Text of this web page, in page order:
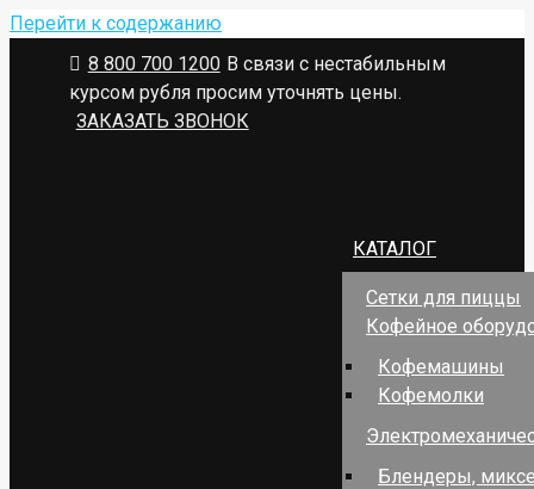
Перейти к содержанию
8 800 700 1200 В связи с нестабильным
курсом рубля просим уточнять цены.
ЗАКАЗАТЬ ЗВОНОК
КАТАЛОГ
Сетки для пиццы
Кофейное
Кофемашины
Кофемолки
Блендеры,